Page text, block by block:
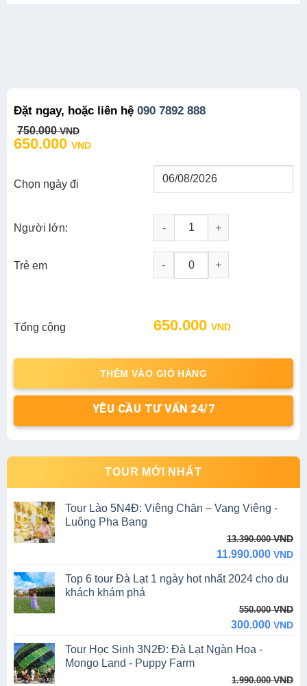
Đặt ngay, hoặc liên hệ 090 7892 888
750.000VND
Original
price
was:
650.000 VND
Current
price
is:
Chọn ngày đi
Người lớn:
Tour Cần Giờ 1 Ngày: Khám
Trẻ em - +
Tổng cộng
Original
750.000 VND.
650.000 VND
Current
650.000 VND.
THÊM VÀO GIỎ HÀNG
YÊU CẦU TƯ VẤN 24/7
TOUR MỚI NHẤT
Tour Lào 5N4Đ: Viêng Chăn – Vang Viêng -
Luông Pha Bang
13.390.000VND
13.390.000 VND.
11.990.000 VND
11.990.000 VND.
Top 6 tour Đà Lạt 1 ngày hot nhất 2024 cho du
khách khám phá
550.000VND
550.000 VND.
300.000 VND
300.000 VND.
Tour Học Sinh 3N2Đ: Đà Lạt Ngàn Hoa -
Mongo Land - Puppy Farm
1.990.000VND